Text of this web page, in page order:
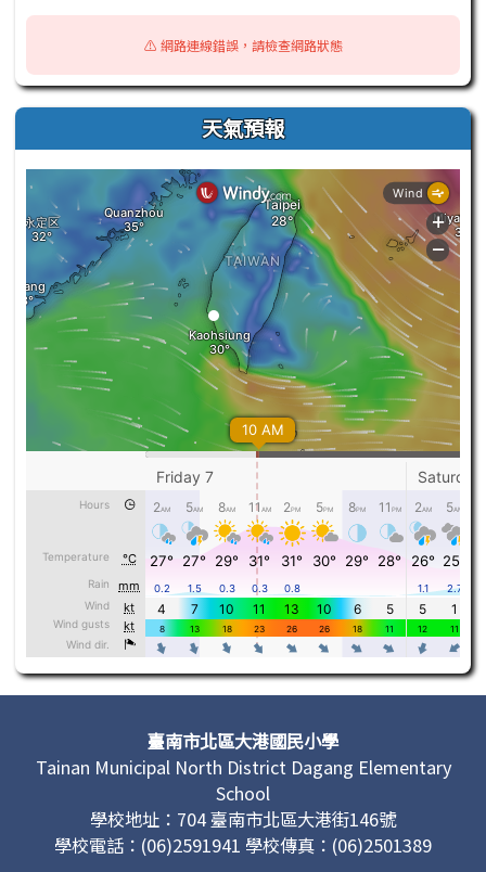
⚠️ 網路連線錯誤，請檢查網路狀態
天氣預報
頁尾區域內容臺南市北區大港國民小學
Tainan Municipal North District Dagang Elementary
School
學校地址：704 臺南市北區大港街146號
學校電話：(06)2591941 學校傳真：(06)2501389